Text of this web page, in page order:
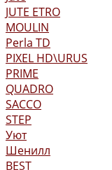
JUTE ETRO
MOULIN
Perla TD
PIXEL HD\URUS
PRIME
QUADRO
SACCO
STEP
Уют
Шенилл
BEST